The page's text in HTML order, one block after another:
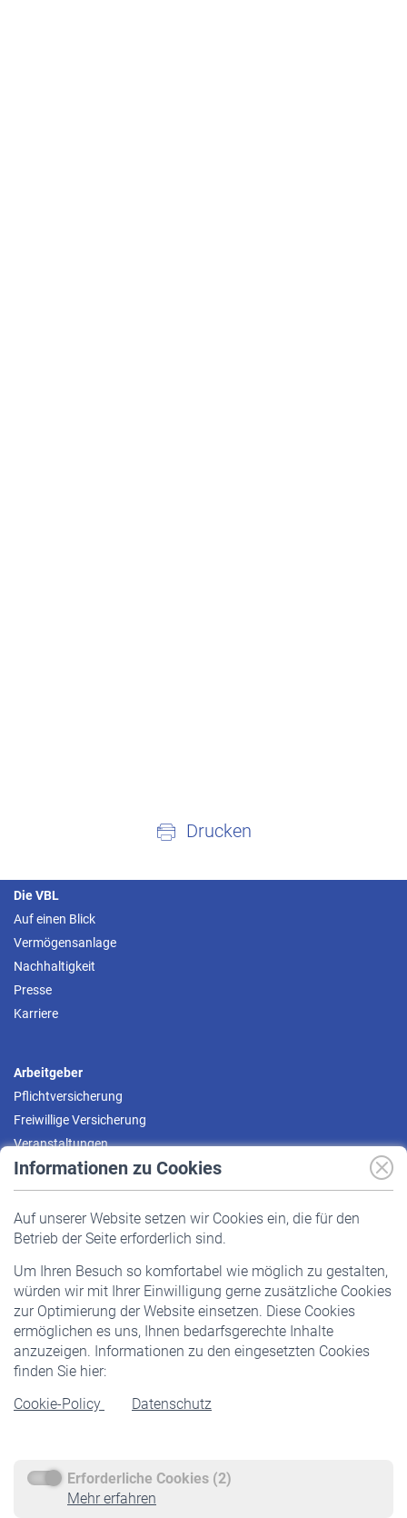
Informationen zu Cookies
Auf unserer Website setzen wir Cookies ein, die für den
Betrieb der Seite erforderlich sind.
Um Ihren Besuch so komfortabel wie möglich zu gestalten,
würden wir mit Ihrer Einwilligung gerne zusätzliche Cookies
zur Optimierung der Website einsetzen. Diese Cookies
ermöglichen es uns, Ihnen bedarfsgerechte Inhalte
anzuzeigen. Informationen zu den eingesetzten Cookies
finden Sie hier:
Cookie-Policy
Datenschutz
Erforderliche Cookies (2)
Mehr erfahren
Drucken
Die VBL
Auf einen Blick
Vermögensanlage
Nachhaltigkeit
Presse
Karriere
Arbeitgeber
Pflichtversicherung
Freiwillige Versicherung
Veranstaltungen
Pflichtversicherung
Staatliche Förderung
Veranstaltungen
Rentner
Rentenbeginn
Rente beantragen
Service
Informationen